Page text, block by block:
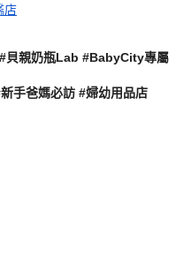
店
貝親奶瓶Lab #BabyCity專屬
新手爸媽必訪 #婦幼用品店